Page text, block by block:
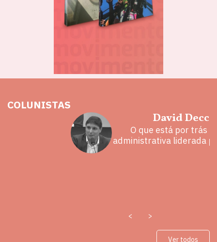
COLUNISTAS
David
O que está por trás
administrativa liderada
< >
Ver todos